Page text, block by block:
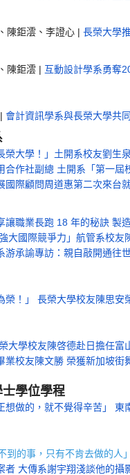
陳鉅澐、李證心 | 長榮大學
陳鉅澐 | 互動設計學系勇奪
會計資訊學系與長榮大學共
榮大學！」土開系校友劉生
合作社副總 土開系「第一屆
國際顧問周道惠第二次來台
讓職業長跑 18 年的秘訣 製
大國際競爭力」航管系校
游承諭專訪：親自敲開通往
榮！」 長榮大學校友陳思
大學校友陳啓德赴日擔任富
業校友陳文勝 榮獲新加坡街
學位學程
想做的，就不覺得辛苦」
到的事，只有不肯去做的
者 大傳系謝宇翔淺談他的攝